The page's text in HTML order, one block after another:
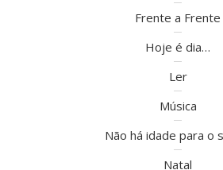
Frente a Frente
Hoje é dia…
Ler
Música
Não há idade para o
Natal